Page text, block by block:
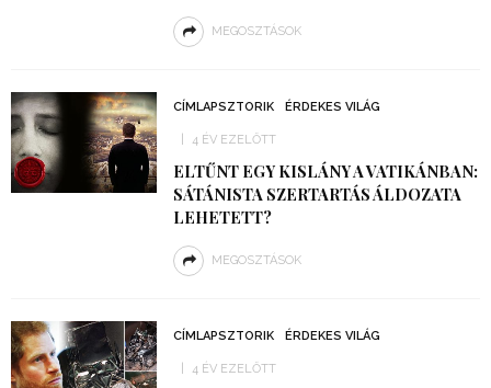
MEGOSZTÁSOK
CÍMLAPSZTORIK ÉRDEKES VILÁG
4 ÉV EZELŐTT
ELTŰNT EGY KISLÁNY A VATIKÁNBAN:
SÁTÁNISTA SZERTARTÁS ÁLDOZATA
LEHETETT?
MEGOSZTÁSOK
CÍMLAPSZTORIK ÉRDEKES VILÁG
4 ÉV EZELŐTT